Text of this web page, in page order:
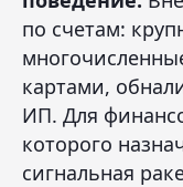
по счетам:
картами,
ИП. Для
которого
сигнальная